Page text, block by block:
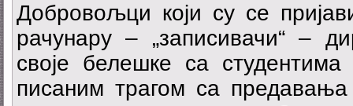
Добровољци који су се
рачунару – „записивачи“ –
своје белешке са студентима
писаним трагом са